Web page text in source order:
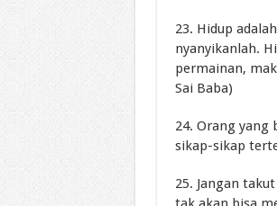
23. Hidup
nyanyikanlah.
permainan,
Sai Baba)
24. Orang yang
sikap-sikap
25. Jangan